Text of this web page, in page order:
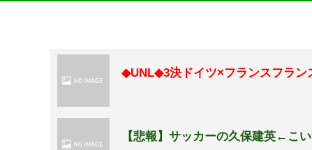
◆UNL◆3決ドイツ×フランスフラン
【悲報】サッカーの久保建英←こ